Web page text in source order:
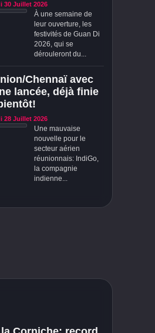
30 Juillet 2026
À une semaine de
leur ouverture, les
festivités de Guan Di
2026, qui se
dérouleront du...
Chennaï avec
lancée, déjà finie
28 Juillet 2026
Une mauvaise
nouvelle pour le
secteur aérien
réunionnais: IndiGo,
la compagnie
indienne...